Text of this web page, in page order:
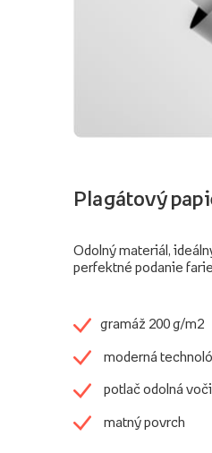
Plagátový
Odolný materiál,
perfektné podanie
gramáž 200 g/m2
moderná
potlač odolná
matný povrch